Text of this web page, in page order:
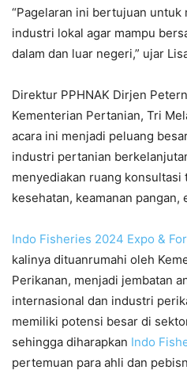
“Pagelaran ini bertujuan
industri lokal agar mampu
dalam dan luar negeri,” ujar
Direktur PPHNAK Dirjen
Kementerian Pertanian, Tri
acara ini menjadi peluang
industri pertanian
menyediakan ruang
kesehatan, keamanan pangan,
Indo Fisheries 2024 Expo &
kalinya dituanrumahi oleh
Perikanan, menjadi jembatan
internasional dan industri
memiliki potensi besar di
sehingga diharapkan Indo
pertemuan para ahli dan